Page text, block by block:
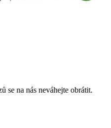
se na nás neváhejte obrátit.